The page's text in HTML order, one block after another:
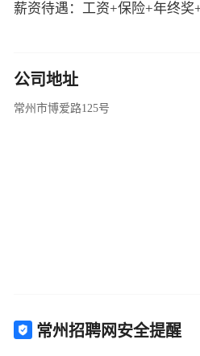
薪资待遇：工资+保险+年终奖
公司地址
常州市博爱路125号
常州招聘网安全提醒